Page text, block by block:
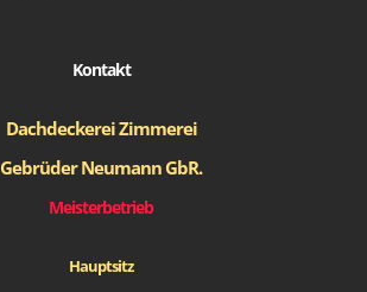
Kontakt
Dachdeckerei Zimmerei
Gebrüder Neumann GbR.
Meisterbetrieb
Hauptsitz